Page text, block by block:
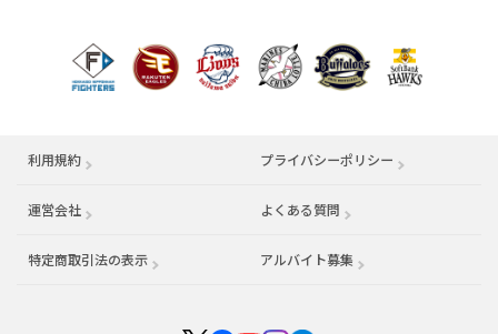
利用規約 プライバシーポリシー
運営会社 （別ウィンドウで開く） よくある質問
特定商取引法の表示 アルバイト募集 （別ウィンドウで開く